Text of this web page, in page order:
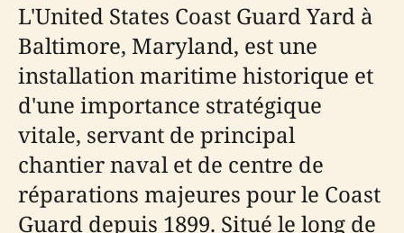
L'United States Coast Guard Yard à
Baltimore, Maryland, est une
installation maritime historique et
d'une importance stratégique
vitale, servant de principal
chantier naval et de centre de
réparations majeures pour le Coast
Guard depuis 1899. Situé le long de